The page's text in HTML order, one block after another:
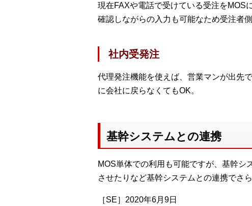
現在FAXや電話で受けている受注をMOS
確認しながらの入力も可能なため受注者
社内受発注
代理発注機能を使えば、営業マンが出先
に会社に戻らなくてもOK。
基幹システムとの連携
MOS単体での利用も可能ですが、基幹
させたりなど基幹システムとの連携でさ
［SE］2020年6月9日